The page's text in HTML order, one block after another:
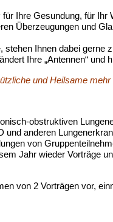
Ihre Gesundung, für
Überzeugungen und
Ihnen dabei
Ihre „Antennen“
und Heilsame
obstruktiven
anderen
von
Jahr wieder Vorträge
von 2 Vorträgen vor,